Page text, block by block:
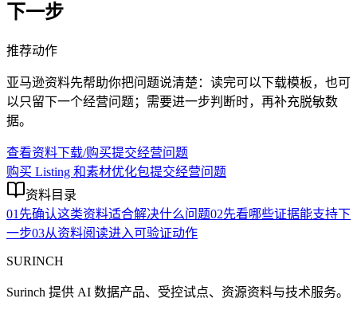
下一步
推荐动作
亚马逊资料先帮助你把问题说清楚：读完可以下载模板，也可
以只留下一个经营问题；需要进一步判断时，再补充脱敏数
据。
查看资料下载/购买提交经营问题
购买 Listing 和素材优化包提交经营问题
资料目录
01 先确认这类资料适合解决什么问题02先看哪些证据能支持下
一步03从资料阅读进入可验证动作
SURINCH
Surinch 提供 AI 数据产品、受控试点、资源资料与技术服务。